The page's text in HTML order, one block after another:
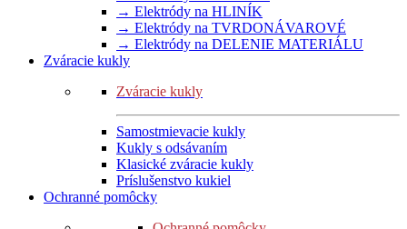
→ Elektródy na HLINÍK
→ Elektródy na TVRDONÁVAROVÉ
→ Elektródy na DELENIE MATERIÁLU
Zváracie kukly
Zváracie kukly
Samostmievacie kukly
Kukly s odsávaním
Klasické zváracie kukly
Príslušenstvo kukiel
Ochranné pomôcky